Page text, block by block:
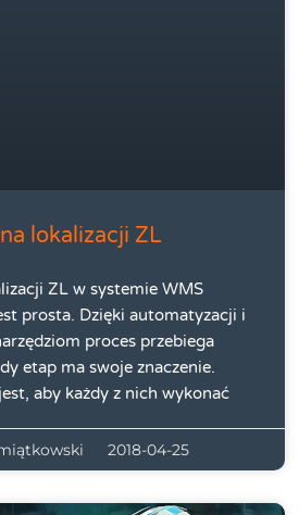
lokalizacji ZL
ZL w systemie WMS
prosta. Dzięki automatyzacji i
proces przebiega
etap ma swoje znaczenie.
aby każdy z nich wykonać
2018-04-25